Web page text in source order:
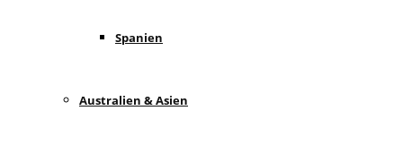
Spanien
Australien & Asien